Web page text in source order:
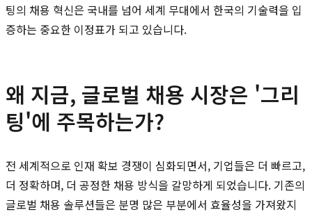
팅의 채용 혁신은 국내를 넘어 세계 무대에서 한국의 기술력을 입
증하는 중요한 이정표가 되고 있습니다.
왜 지금, 글로벌 채용 시장은 '그리
팅'에 주목하는가?
전 세계적으로 인재 확보 경쟁이 심화되면서, 기업들은 더 빠르고,
더 정확하며, 더 공정한 채용 방식을 갈망하게 되었습니다. 기존의
글로벌 채용 솔루션들은 분명 많은 부분에서 효율성을 가져왔지